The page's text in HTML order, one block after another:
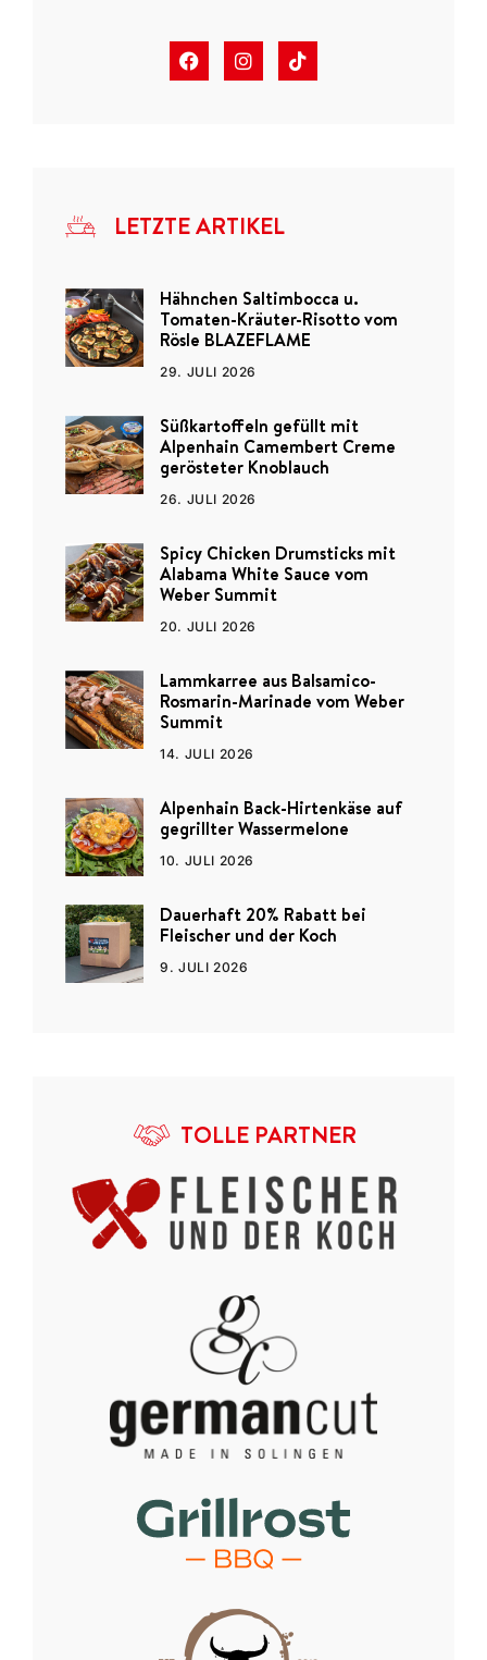
LETZTE ARTIKEL
Hähnchen Saltimbocca u.
Tomaten-Kräuter-Risotto vom
Rösle BLAZEFLAME
29. JULI 2026
Süßkartoffeln gefüllt mit
Alpenhain Camembert Creme
gerösteter Knoblauch
26. JULI 2026
Spicy Chicken Drumsticks mit
Alabama White Sauce vom
Weber Summit
20. JULI 2026
Lammkarree aus Balsamico-
Rosmarin-Marinade vom Weber
Summit
14. JULI 2026
Alpenhain Back-Hirtenkäse auf
gegrillter Wassermelone
10. JULI 2026
Dauerhaft 20% Rabatt bei
Fleischer und der Koch
9. JULI 2026
TOLLE PARTNER